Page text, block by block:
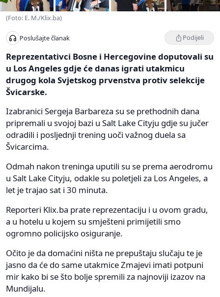
(Foto: E. M./Klix.ba)
Poslušajte članak Podijeli
Reprezentativci Bosne i Hercegovine doputovali su
u Los Angeles gdje će danas igrati utakmicu
drugog kola Svjetskog prvenstva protiv selekcije
Švicarske.
Izabranici Sergeja Barbareza su se prethodnih dana
pripremali u svojoj bazi u Salt Lake Cityju gdje su jučer
odradili i posljednji trening uoči važnog duela sa
Švicarcima.
Odmah nakon treninga uputili su se prema aerodromu
u Salt Lake Cityju, odakle su poletjeli za Los Angeles, a
let je trajao sat i 30 minuta.
Reporteri Klix.ba prate reprezentaciju i u ovom gradu,
a u hotelu u kojem su smješteni primijetili smo
ogromno policijsko osiguranje.
Očito je da domaćini ništa ne prepuštaju slučaju te je
jasno da će do same utakmice Zmajevi imati potpuni
mir kako bi se što bolje spremili za najnoviji izazov na
Mundijalu.